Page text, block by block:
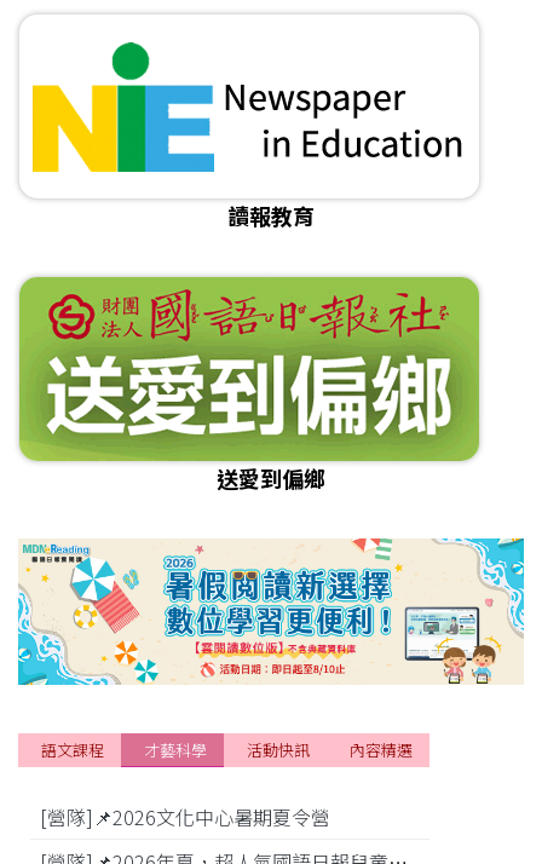
讀報教育
送愛到偏鄉
[營隊]📌2026文化中心暑期夏令營
語文課程 才藝科學 活動快訊 內容精選